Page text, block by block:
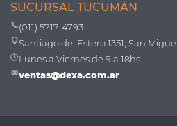
SUCURSAL TUCUMÁN
(011) 5717-4793
Santiago del Estero 1351, San
Lunes a Viernes de 9 a 18hs.
ventas@dexa.com.ar